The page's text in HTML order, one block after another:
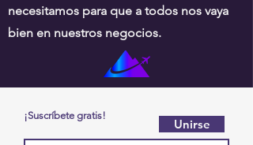
necesitamos para que a todos nos vaya
bien en nuestros negocios.
¡Suscríbete gratis!
Unirse